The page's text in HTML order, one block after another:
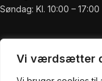
Vi værdsætter
Søndag: Kl. 10:00 – 17:00
Praktisk